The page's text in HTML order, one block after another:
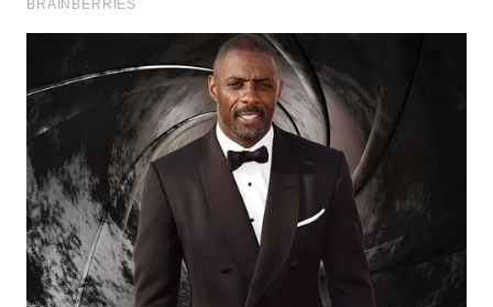
SELATAN
TANJUNG
LESUNG
WN
KARO
WN
SIMALUNGUN